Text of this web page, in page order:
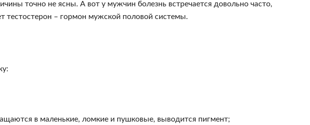
точно не ясны. А вот у мужчин болезнь встречается довольно часто,
тестостерон – гормон мужской половой системы.
в маленькие, ломкие и пушковые, выводится пигмент;